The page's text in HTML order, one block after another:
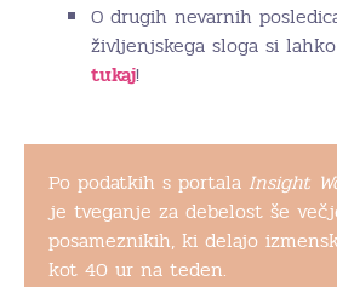
O drugih nevarnih
življenjskega sloga si
tukaj!
Po podatkih s portala Insight
je tveganje za debelost še
posameznikih, ki delajo
kot 40 ur na teden.